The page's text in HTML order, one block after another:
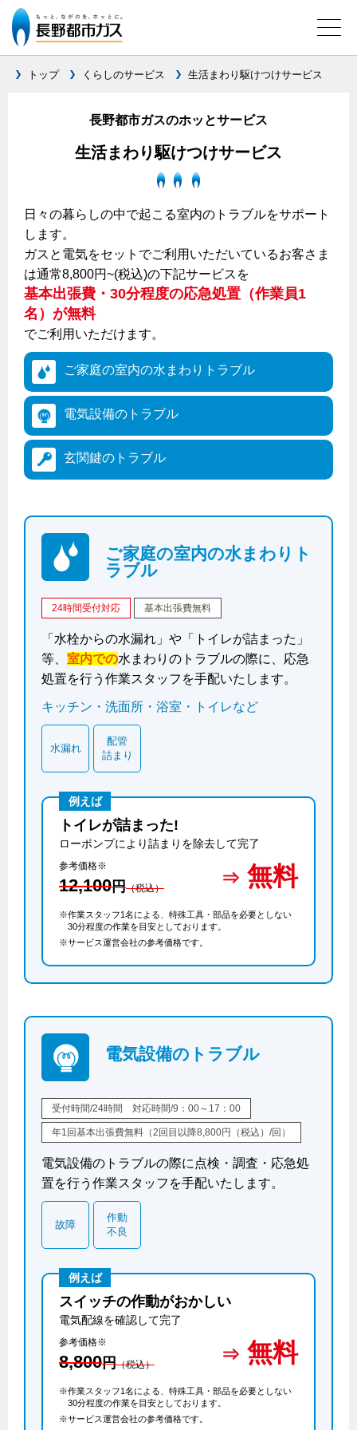
ガス料金について
料金メニュー
家庭用選択約款
ご請求とお支払いについて
口座振替によるお支払い
クレジットカードによるお支払い
払込書による窓口でのお支払い
払込書によるスマホアプリでのお支払い
検針について
原料費調整制度について
こんなときは
ガスメーターの復帰方法
ガス器具が故障したとき
地震のとき
ガス給湯器・風呂釜の凍結予防方法
故障診断
ガス工事について
ガス工事に関する約款・委託要件・内管工事見積単価表
道路・敷地内で工事をされる皆さまへ
ガスを安全にお使いいただくために
ガスメーターの役割と安全機能
古くなったガス管の交換のおすすめ
冬季の注意
保安体制
保安体制について
ガス設備安全点検について
ガス使用開始のご案内
ガス使用停止のご案内
インターネット受付
設備別に比較する
安全性
調理性
清掃性
ガス給湯器とエコキュートの比較
快適性
経済性
ガス・電気併用住宅とオール電化住宅の比較
経済性、環境性、創エネ
ライフステージ別に比較する
30代
40代～50代
60代
都市ガス切り替えのメリット
都市ガス切り替え事例
ガスコンロ
オススメの商品一覧
最新ガスコンロの実力
グリル活用法
コンロの取替えは
レンジフード
レンジフード
炊飯器
警報器
バスルーム
エコジョーズ
浴室暖房乾燥機・脱衣室
ミストサウナ
衣類乾燥機
リビング
ガスファンヒーター
私たちのリフォーム
キッチンをリフォーム
バスルームをリフォーム
サニタリーをリフォーム
その他をリフォーム
リフォーム事例紹介
3つのあんしん宣言
テレビCM
リフォームの流れ
補助金について
リフォームのお知らせ
ショールーム
リフォームについてのお問い合わせ
電力の自由化について
長野都市ガスのでんきのポイント
電気料金 長野都市ガスでんきプラン
都市ガスでんき 従量電灯Ｂ
都市ガスでんき 従量電灯Ｃ
都市ガスでんき 低圧電力
電気料金の計算について
約款
電気料金のシミュレーション
ご契約・お手続き
お申込み
停電時の対応
よくあるご質問
Chef Ropia's JOYFUL CUISINE
ヤミーのレシピ帖
食育活動について
エコ・クッキング
料理教室レンタル
法人のお客様へ
ホーム お知らせ
お問合わせ・資料請求
情報誌
トップ くらしのサービス 生活まわり駆けつけサービス
長野都市ガスのホッとサービス
生活まわり駆けつけサービス
日々の暮らしの中で起こる室内のトラブルをサポート
します。
ガスと電気をセットでご利用いただいているお客さま
は通常8,800円~(税込)の下記サービスを
基本出張費・30分程度の応急処置（作業員1
名）が無料
でご利用いただけます。
ご家庭の室内の水まわりトラブル
電気設備の トラブル
玄関鍵の トラブル
ご家庭の室内の水まわりト
ラブル
24時間受付対応 基本出張費無料
「水栓からの水漏れ」や「トイレが詰まった」
等、 室内での水まわりのトラブルの際に、応急
処置を行う作業スタッフを手配いたします。
キッチン・洗面所・浴室・トイレなど
水漏れ
配管
詰まり
例えば
トイレが詰まった!
ローポンプにより詰まりを除去して完了
参考価格※
12,100円（税込） 無料
※作業スタッフ1名による、特殊工具・部品を必要としない
30分程度の作業を目安としております。
※サービス運営会社の参考価格です。
電気設備のトラブル
受付時間/24時間 対応時間/9：00～17：00
年1回基本出張費無料（2回目以降8,800円（税込）/回）
電気設備のトラブルの際に点検・調査・応急処
置を行う作業スタッフを手配いたします。
故障
作動
不良
例えば
スイッチの作動がおかしい
電気配線を確認して完了
参考価格※
8,800円（税込） 無料
※作業スタッフ1名による、特殊工具・部品を必要としない
30分程度の作業を目安としております。
※サービス運営会社の参考価格です。